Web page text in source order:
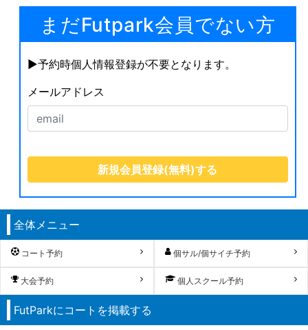
まだFutpark会員でない方
▶︎予約時個人情報登録が不要となります。
メールアドレス
全体メニュー
コート予約 個サル/個サイチ予約
大会予約 個人スクール予約
FutParkにコートを掲載する